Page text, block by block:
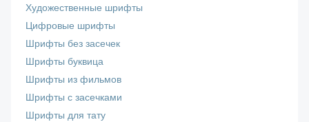
Художественные шрифты
Цифровые шрифты
Шрифты без засечек
Шрифты буквица
Шрифты из фильмов
Шрифты с засечками
Шрифты для тату